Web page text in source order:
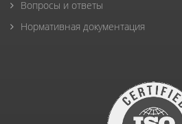
Вопросы и ответы
Нормативная документация